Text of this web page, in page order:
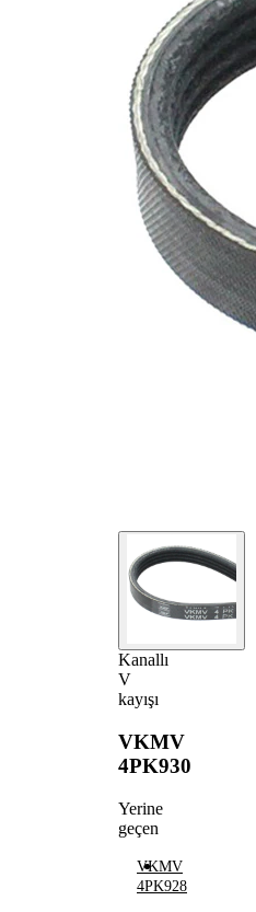
Kanallı
V
kayışı
VKMV
4PK930
Yerine
geçen
VKMV
4PK928
SVHC
değil!
Kayış
malzemesi
(Etilen